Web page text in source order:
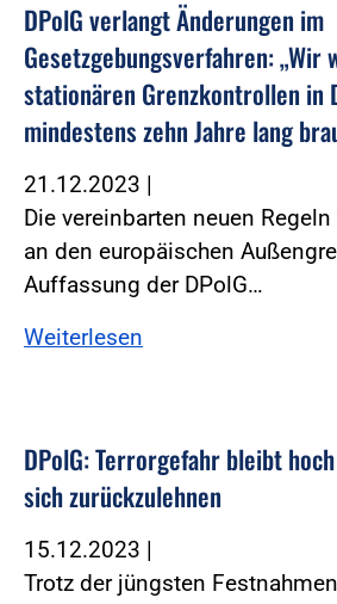
DPolG verlangt Änderungen im
Gesetzgebungsverfahren: „Wir
stationären Grenzkontrollen in
mindestens zehn Jahre lang
21.12.2023 |
Die vereinbarten neuen
an den europäischen
Auffassung der DPolG…
Weiterlesen
DPolG: Terrorgefahr bleibt
sich zurückzulehnen
15.12.2023 |
Trotz der jüngsten